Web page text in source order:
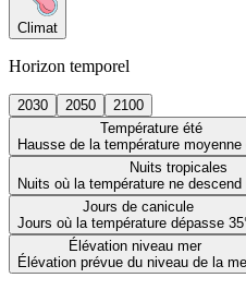
Climat
Horizon temporel
2030 2050
2100
Température été
Hausse de la température moyenne
Nuits tropicales
Nuits où la température ne descend
Jours de canicule
Jours où la température dépasse
Élévation niveau mer
Élévation prévue du niveau de la